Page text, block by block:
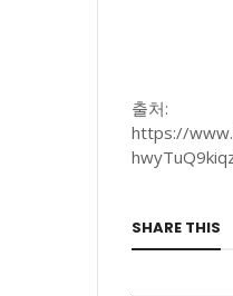
출처:
https://
SHARE THIS